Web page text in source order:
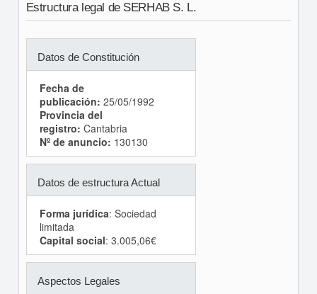
Estructura legal de SERHAB S. L.
Datos de Constitución
Fecha de
publicación: 25/05/1992
Provincia del
registro: Cantabria
Nº de anuncio: 130130
Datos de estructura Actual
Forma jurídica: Sociedad
limitada
Capital social: 3.005,06€
Aspectos Legales